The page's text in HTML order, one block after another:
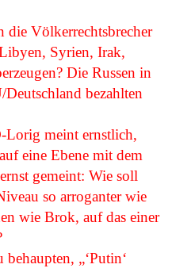
die Völkerrechtsbrecher
Syrien, Irak,
Die Russen in
bezahlten
Lorig meint ernstlich,
eine Ebene mit dem
gemeint: Wie soll
so arroganter wie
wie Brok, auf das einer
„‘Putin‘